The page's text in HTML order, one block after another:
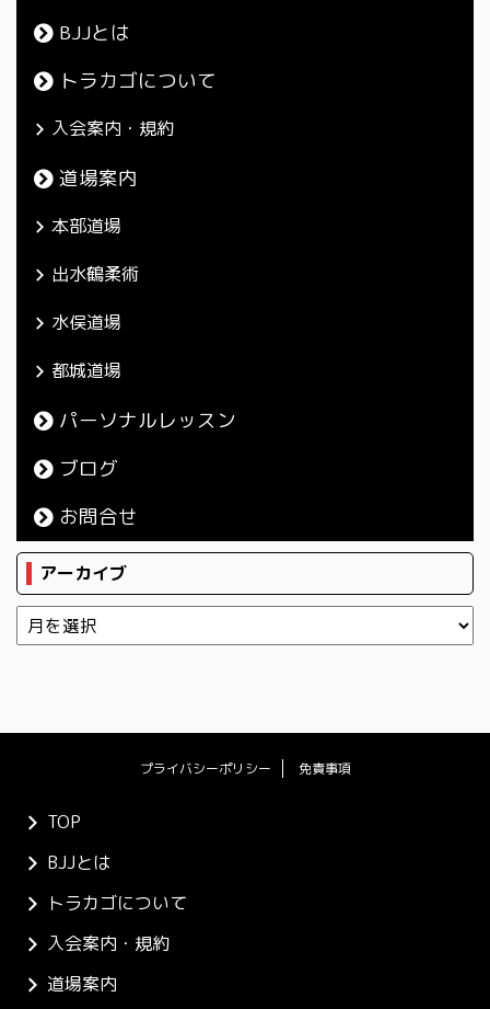
BJJとは
トラカゴについて
入会案内・規約
道場案内
本部道場
出水鶴柔術
水俣道場
都城道場
パーソナルレッスン
ブログ
お問合せ
アーカイブ
プライバシーポリシー 免責事項
TOP
BJJとは
トラカゴについて
入会案内・規約
道場案内